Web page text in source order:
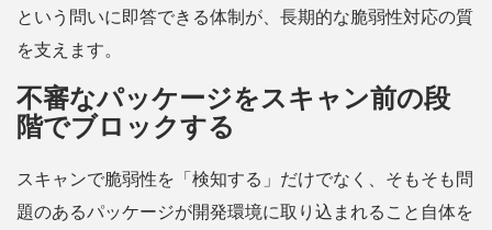
という問いに即答できる体制が、長期的な脆弱性対応の質
を支えます。
不審なパッケージをスキャン前の段
階でブロックする
スキャンで脆弱性を「検知する」だけでなく、そもそも問
題のあるパッケージが開発環境に取り込まれること自体を